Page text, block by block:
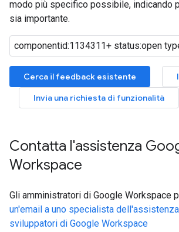
modo più specifico possibile, indicando
sia importante.
Cerca il feedback esistente
Invia una richiesta di funzionalità
Contatta l'assistenza
Workspace
Gli amministratori di Google Workspace
un'email a uno specialista
sviluppatori di Google Workspace